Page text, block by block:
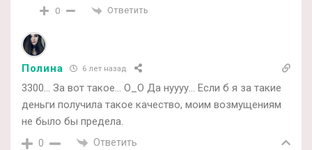
0 Ответить
Полинa 6 лет назад
3300… За вот такое… О_О Да нуууу… Если б я за такие
деньги получила такое качество, моим возмущениям
не было бы предела.
0 Ответить